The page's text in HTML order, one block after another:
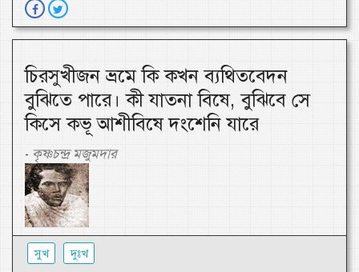
চিরসুখীজন ভ্রমে কি কখন ব্যথিতবেদন
বুঝিতে পারে। কী যাতনা বিষে, বুঝিবে সে
কিসে কভূ আশীবিষে দংশেনি যারে
- কৃষ্ণচন্দ্র মজুমদার
সুখ দুঃখ